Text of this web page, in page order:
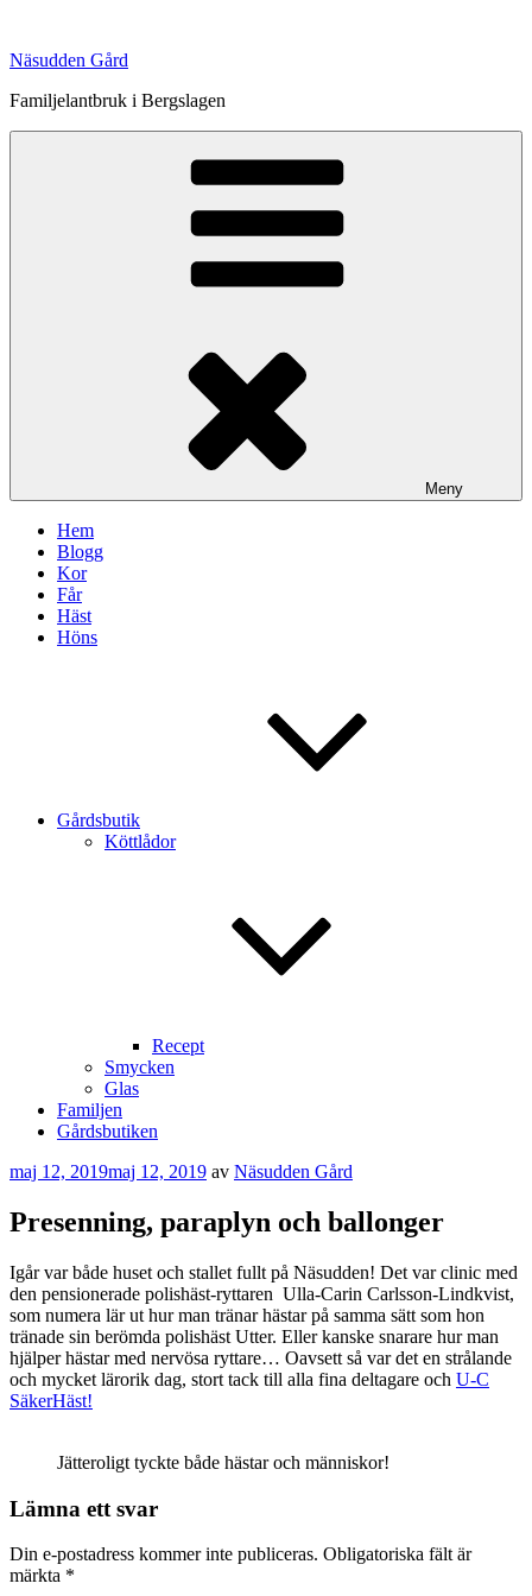
innehåll
Näsudden Gård
Familjelantbruk i Bergslagen
Meny
Hem
Blogg
Kor
Får
Häst
Höns
Gårdsbutik
Köttlådor
Recept
Smycken
Glas
Familjen
Gårdsbutiken
Publicerat
maj 12, 2019maj 12, 2019 av Näsudden Gård
Presenning, paraplyn och ballonger
Igår var både huset och stallet fullt på Näsudden! Det var clinic med
den pensionerade polishäst-ryttaren Ulla-Carin Carlsson-Lindkvist,
som numera lär ut hur man tränar hästar på samma sätt som hon
tränade sin berömda polishäst Utter. Eller kanske snarare hur man
hjälper hästar med nervösa ryttare… Oavsett så var det en strålande
och mycket lärorik dag, stort tack till alla fina deltagare och U-C
SäkerHäst!
Jätteroligt tyckte både hästar och människor!
Lämna ett svar
Din e-postadress kommer inte publiceras. Obligatoriska fält är
märkta *